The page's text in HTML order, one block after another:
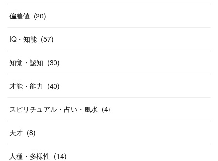
偏差値 (20)
IQ・知能 (57)
知覚・認知 (30)
才能・能力 (40)
スピリチュアル・占い・風水 (4)
天才 (8)
人種・多様性 (14)